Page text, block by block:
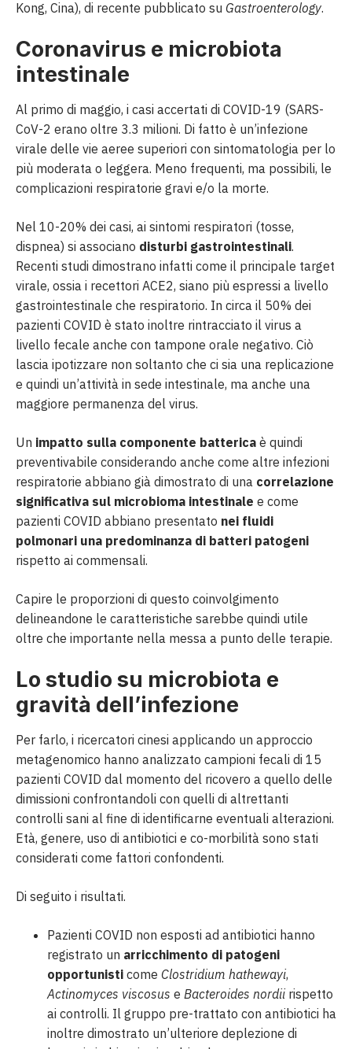
Kong, Cina), di recente pubblicato su Gastroenterology.
Coronavirus e microbiota
intestinale
Al primo di maggio, i casi accertati di COVID-19 (SARS-
CoV-2 erano oltre 3.3 milioni. Di fatto è un’infezione
virale delle vie aeree superiori con sintomatologia per lo
più moderata o leggera. Meno frequenti, ma possibili, le
complicazioni respiratorie gravi e/o la morte.
Nel 10-20% dei casi, ai sintomi respiratori (tosse,
dispnea) si associano disturbi gastrointestinali.
Recenti studi dimostrano infatti come il principale target
virale, ossia i recettori ACE2, siano più espressi a livello
gastrointestinale che respiratorio. In circa il 50% dei
pazienti COVID è stato inoltre rintracciato il virus a
livello fecale anche con tampone orale negativo. Ciò
lascia ipotizzare non soltanto che ci sia una replicazione
e quindi un’attività in sede intestinale, ma anche una
maggiore permanenza del virus.
Un impatto sulla componente batterica è quindi
preventivabile considerando anche come altre infezioni
respiratorie abbiano già dimostrato di una correlazione
significativa sul microbioma intestinale e come
pazienti COVID abbiano presentato nei fluidi
polmonari una predominanza di batteri patogeni
rispetto ai commensali.
Capire le proporzioni di questo coinvolgimento
delineandone le caratteristiche sarebbe quindi utile
oltre che importante nella messa a punto delle terapie.
Lo studio su microbiota e
gravità dell’infezione
Per farlo, i ricercatori cinesi applicando un approccio
metagenomico hanno analizzato campioni fecali di 15
pazienti COVID dal momento del ricovero a quello delle
dimissioni confrontandoli con quelli di altrettanti
controlli sani al fine di identificarne eventuali alterazioni.
Età, genere, uso di antibiotici e co-morbilità sono stati
considerati come fattori confondenti.
Di seguito i risultati.
Pazienti COVID non esposti ad antibiotici hanno
registrato un arricchimento di patogeni
opportunisti come Clostridium hathewayi,
Actinomyces viscosus e Bacteroides nordiirispetto
ai controlli. Il gruppo pre-trattato con antibiotici ha
inoltre dimostrato un’ulteriore deplezione di